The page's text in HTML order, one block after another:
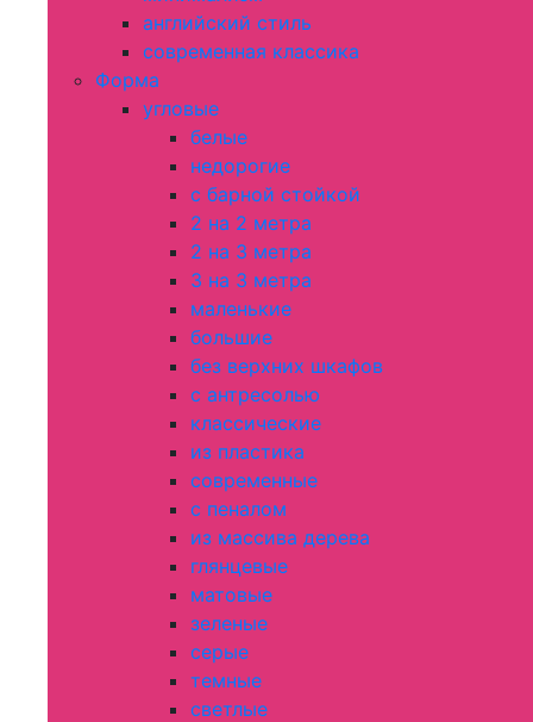
английский стиль
современная классика
Форма
угловые
белые
недорогие
с барной стойкой
2 на 2 метра
2 на 3 метра
3 на 3 метра
маленькие
большие
без верхних шкафов
с антресолью
классические
из пластика
современные
с пеналом
из массива дерева
глянцевые
матовые
зеленые
серые
темные
светлые